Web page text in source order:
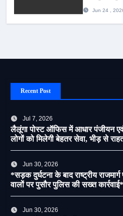
Jun 24 ,
Recent Post
Jul 7, 2026
लैलूंगा पोस्ट ऑफिस में आधार पंजीयन
लोगों को मिलेगी बेहतर सेवा, भीड़ से
पर लगेगी रोक
Jun 30, 2026
*सड़क दुर्घटना के बाद राष्ट्रीय
वालों पर पुसौर पुलिस की सख्त कार्रवाई*
Jun 30, 2026